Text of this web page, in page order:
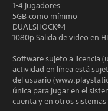
1-4 jugadores
5GB como mínimo
DUALSHOCK®4
1080p Salida de video en
Software sujeto a licencia
actividad en línea está
del usuario
única para jugar en el
cuenta y en otros